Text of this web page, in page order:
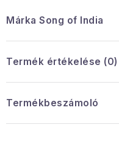
Márka Song of India
Termék értékelése (0)
Termékbeszámoló